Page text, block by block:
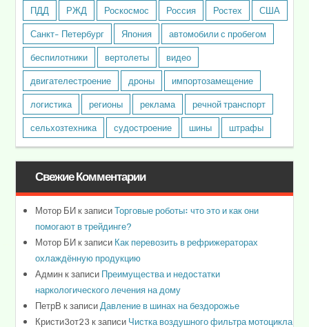
ПДД
РЖД Роскосмос Россия Ростех
США
Санкт- Петербург
Япония
автомобили с пробегом
беспилотники
вертолеты
видео
двигателестроение
дроны
импортозамещение
логистика
регионы реклама
речной транспорт
сельхозтехника
судостроение шины штрафы
Свежие Комментарии
Мотор БИк записиТорговые роботы: что это и как они
помогают в трейдинге?
Мотор БИк записиКак перевозить в рефрижераторах
охлаждённую продукцию
Админк записиПреимущества и недостатки
наркологического лечения на дому
ПетрВ к записиДавление в шинах на бездорожье
Кристи3от23 к записиЧистка воздушного фильтра мотоцикла